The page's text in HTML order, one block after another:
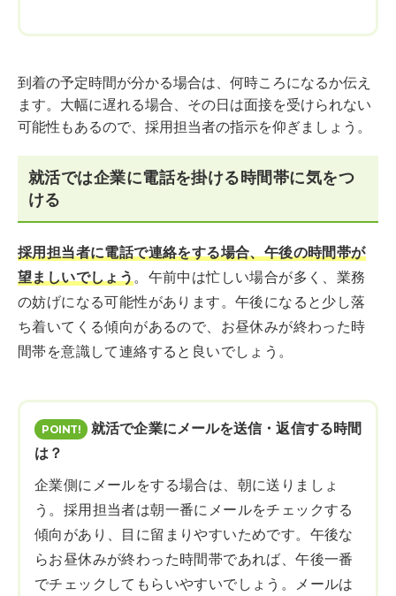
到着の予定時間が分かる場合は、何時ころになるか伝え
ます。大幅に遅れる場合、その日は面接を受けられない
可能性もあるので、採用担当者の指示を仰ぎましょう。
就活では企業に電話を掛ける時間帯に気をつ
ける
採用担当者に電話で連絡をする場合、午後の時間帯が
望ましいでしょう。午前中は忙しい場合が多く、業務
の妨げになる可能性があります。午後になると少し落
ち着いてくる傾向があるので、お昼休みが終わった時
間帯を意識して連絡すると良いでしょう。
就活で企業にメールを送信・返信する時間
は？
企業側にメールをする場合は、朝に送りましょ
う。採用担当者は朝一番にメールをチェックする
傾向があり、目に留まりやすいためです。午後な
らお昼休みが終わった時間帯であれば、午後一番
でチェックしてもらいやすいでしょう。メールは